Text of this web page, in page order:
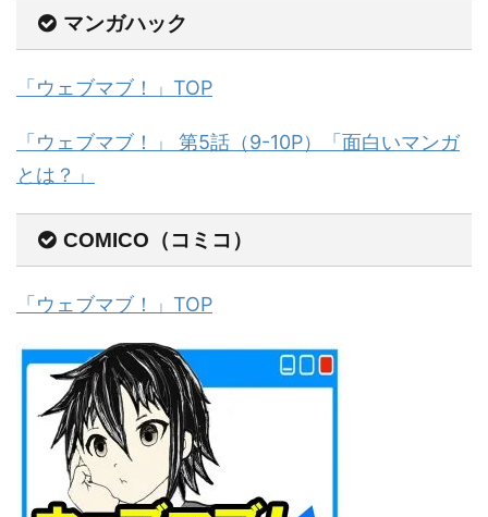
マンガハック
「ウェブマブ！」TOP
「ウェブマブ！」 第5話（9-10P）「面白いマンガ
とは？」
COMICO（コミコ）
「ウェブマブ！」TOP